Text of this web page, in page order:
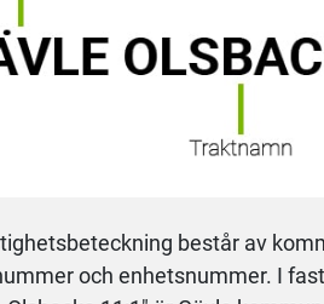
består av
och enhetsnummer. I